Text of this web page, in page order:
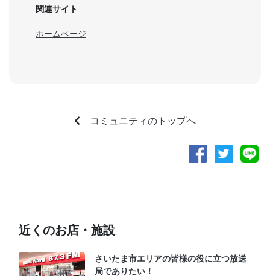
関連サイト
ホームページ
コミュニティのトップへ
近くのお店・施設
さいたま市エリアの皆様の役に立つ放送
局でありたい！